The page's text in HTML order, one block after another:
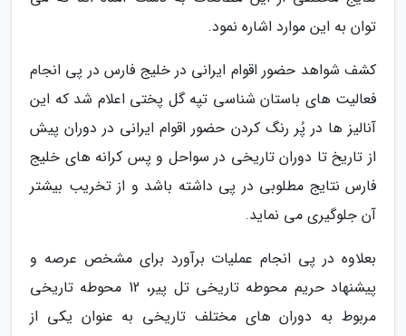
توان به این موارد اشاره نمود.
کشف شواهد حضور اقوام ایرانی در خلیج فارس در پی انجام
فعالیت های باستان شناسی تپه گل پختی اعلام شد که این
آنالیز ها در پُر رنگ کردن حضور اقوام ایرانی در دوران پیش
از تاریخ تا دوران تاریخی در سواحل و پس کرانه های خلیج
فارس نتایج مطلوبی در پی داشته باشد و از تخریب بیشتر
آن جلوگیری می نماید.
بعلاوه در پی انجام عملیات برآورد برای مشخص عرصه و
پیشنهاد حریم محوطه تاریخی تل پیر، 12 محوطه تاریخی
مربوط به دوران های مختلف تاریخی به عنوان یکی از